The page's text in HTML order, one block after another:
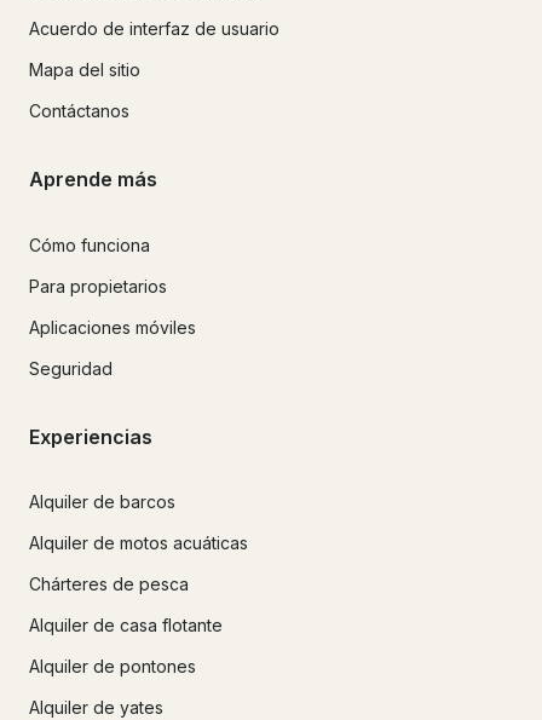
Acuerdo de interfaz de usuario
Mapa del sitio
Contáctanos
Aprende más
Cómo funciona
Para propietarios
Aplicaciones móviles
Seguridad
Experiencias
Alquiler de barcos
Alquiler de motos acuáticas
Chárteres de pesca
Alquiler de casa flotante
Alquiler de pontones
Alquiler de yates